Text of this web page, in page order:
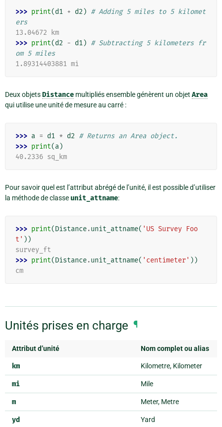
>>> print(d1 + d2 ) # Adding 5 miles to 5 kilomet
ers
13.04672 km
>>> print(d2 - d1) # Subtracting 5 kilometers fr
om 5 miles
1.89314403881 mi
Deux objetsDistance multipliés ensemble génèrent un objet Area
qui utilise une unité de mesure au carré :
>>> a = d1 * d2 # Returns an Area object.
>>> print(a)
40.2336 sq_km
Pour savoir quel est l’attribut abrégé de l’unité, il est possible d’utiliser
la méthode de classe unit_attname:
>>> print(Distance.unit_attname( 'US Survey Foo
t' ))
survey_ft
>>> print(Distance.unit_attname( 'centimeter' ))
cm
Unités prises en charge ¶
Attribut d’unité Nom complet ou alias
km Kilometre, Kilometer
mi Mile
m Meter, Metre
yd Yard